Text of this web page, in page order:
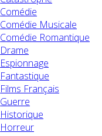
Comédie
Comédie Musicale
Comédie Romantique
Drame
Espionnage
Fantastique
Films Français
Guerre
Historique
Horreur